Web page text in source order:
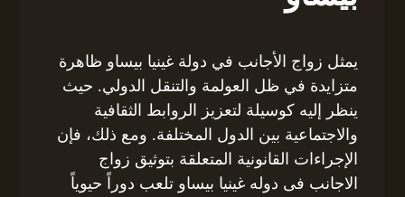
يمثل زواج الأجانب في دولة غينيا بيساو ظاهرة
متزايدة في ظل العولمة والتنقل الدولي. حيث
ينظر إليه كوسيلة لتعزيز الروابط الثقافية
والاجتماعية بين الدول المختلفة. ومع ذلك، فإن
الإجراءات القانونية المتعلقة بتوثيق زواج
الاجانب فى دوله غينيا بيساو تلعب دوراً حيوياً